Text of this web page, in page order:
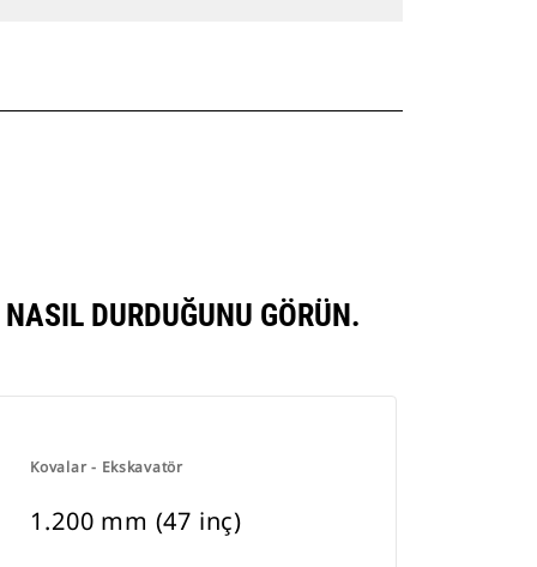
DURDUĞUNU GÖRÜN.
Kovalar - Ekskavatör
1.200 mm (47 inç)